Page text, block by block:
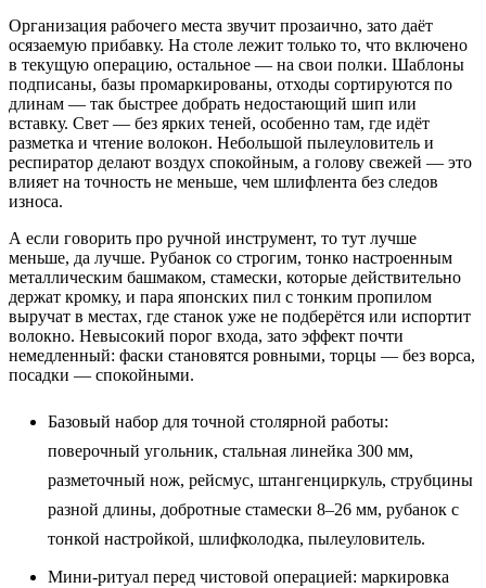
Организация рабочего места звучит прозаично, зато даёт
осязаемую прибавку. На столе лежит только то, что включено
в текущую операцию, остальное — на свои полки. Шаблоны
подписаны, базы промаркированы, отходы сортируются по
длинам — так быстрее добрать недостающий шип или
вставку. Свет — без ярких теней, особенно там, где идёт
разметка и чтение волокон. Небольшой пылеуловитель и
респиратор делают воздух спокойным, а голову свежей — это
влияет на точность не меньше, чем шлифлента без следов
износа.
А если говорить про ручной инструмент, то тут лучше
меньше, да лучше. Рубанок со строгим, тонко настроенным
металлическим башмаком, стамески, которые действительно
держат кромку, и пара японских пил с тонким пропилом
выручат в местах, где станок уже не подберётся или испортит
волокно. Невысокий порог входа, зато эффект почти
немедленный: фаски становятся ровными, торцы — без ворса,
посадки — спокойными.
Базовый набор для точной столярной работы:
поверочный угольник, стальная линейка 300 мм,
разметочный нож, рейсмус, штангенциркуль, струбцины
разной длины, добротные стамески 8–26 мм, рубанок с
тонкой настройкой, шлифколодка, пылеуловитель.
Мини‑ритуал перед чистовой операцией: маркировка